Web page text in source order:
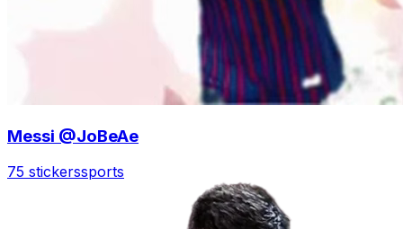
Messi @JoBeAe
75 stickerssports